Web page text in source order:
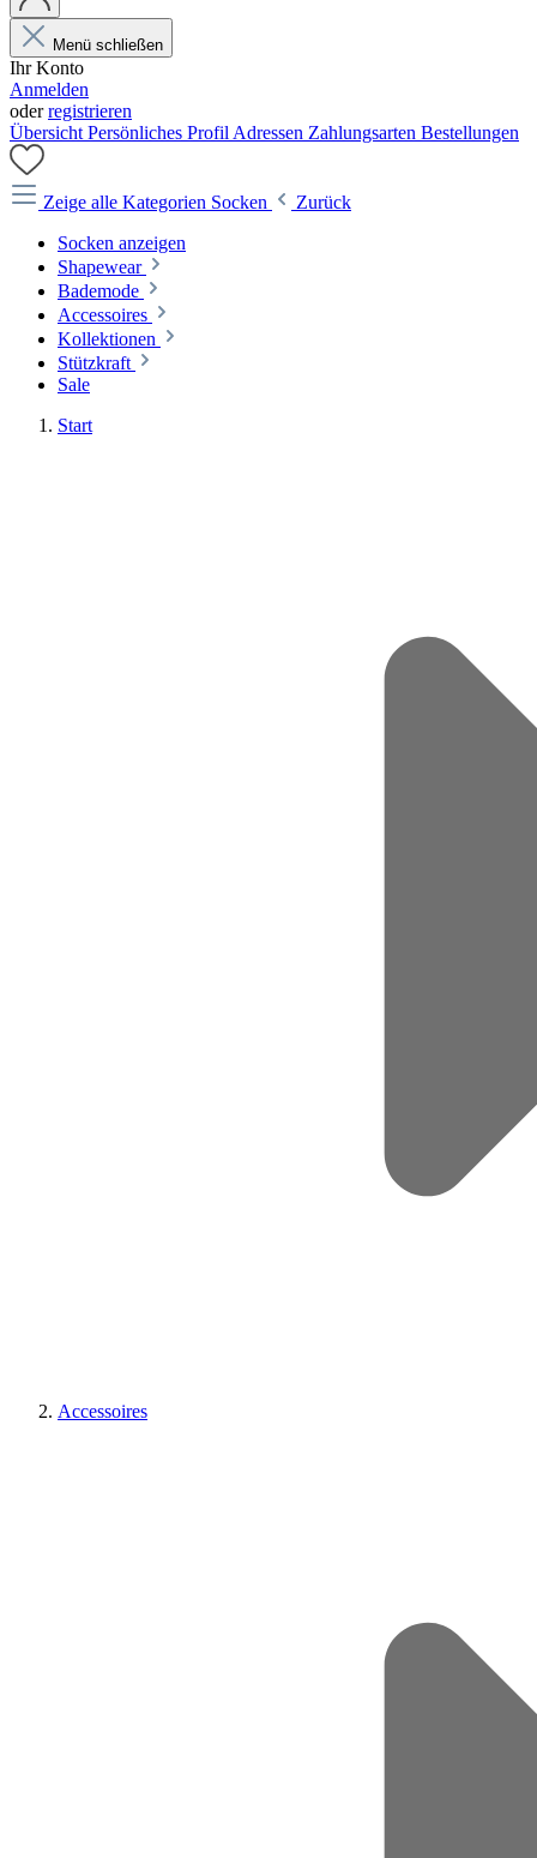
Menü schließen
Ihr Konto
Anmelden
oderregistrieren
Übersicht Persönliches Profil Adressen Zahlungsarten Bestellungen
Zeige alle Kategorien Socken
Zurück
Socken anzeigen
Shapewear
Bademode
Accessoires
Kollektionen
Stützkraft
Sale
Start
Accessoires